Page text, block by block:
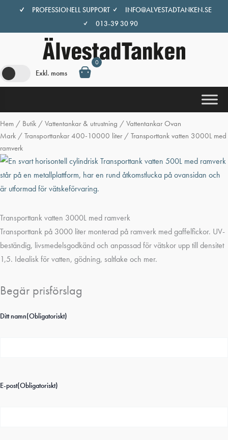
innehåll
PROFESSIONELL SUPPORT
INFO@ALVESTADTANKEN.SE
013-39 30 90
Exkl. moms
0
Hem / Butik / Vattentankar & utrustning / Vattentankar Ovan
Mark / Transporttankar 400-10000 liter/ Transporttank vatten 3000L med
ramverk
Transporttank vatten 3000L med ramverk
Transporttank på 3000 liter monterad på ramverk med gaffelfickor. UV-
beständig, livsmedelsgodkänd och anpassad för vätskor upp till densitet
1,5. Idealisk för vatten, gödning, saltlake och mer.
Begär prisförslag
Ditt namn(Obligatoriskt)
E-post(Obligatoriskt)